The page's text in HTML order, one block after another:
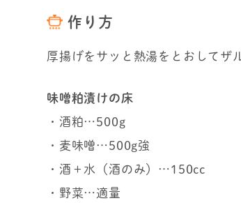
作り方
厚揚げをサッと熱湯をとおしてザ
味噌粕漬けの床
・酒粕…500g
・麦味噌…500g強
・酒＋水（酒のみ）…150cc
・野菜…適量